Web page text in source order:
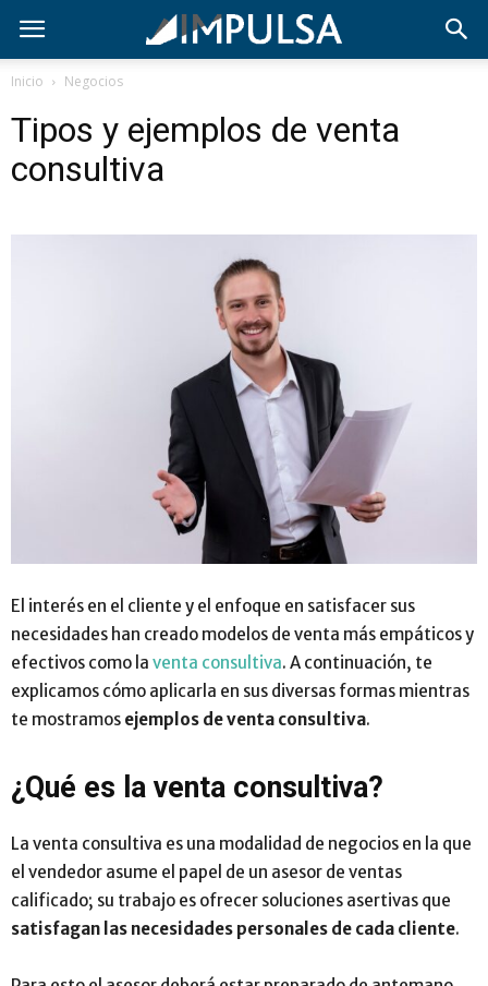
Inicio Negocios
Tipos y ejemplos de venta
consultiva
El interés en el cliente y el enfoque en satisfacer sus
necesidades han creado modelos de venta más empáticos y
efectivos como la venta consultiva. A continuación, te
explicamos cómo aplicarla en sus diversas formas mientras
te mostramos ejemplos de venta consultiva.
¿Qué es la venta consultiva?
La venta consultiva es una modalidad de negocios en la que
el vendedor asume el papel de un asesor de ventas
calificado; su trabajo es ofrecer soluciones asertivas que
satisfagan las necesidades personales de cada cliente.